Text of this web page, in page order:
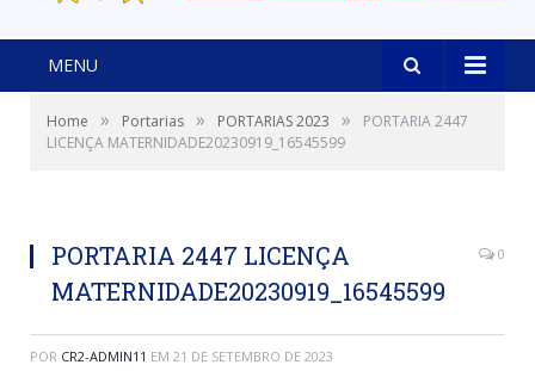
MENU
Home » Portarias » PORTARIAS 2023 »
PORTARIA 2447
LICENÇA MATERNIDADE20230919_16545599
PORTARIA 2447 LICENÇA
MATERNIDADE20230919_16545599
0
POR CR2-ADMIN11 EM 21 DE SETEMBRO DE 2023